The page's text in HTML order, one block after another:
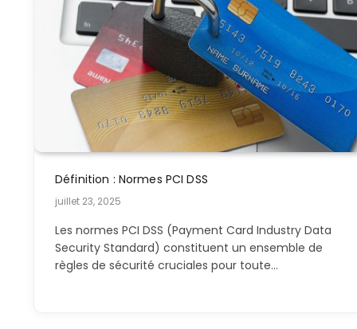
Définition : Normes PCI DSS
juillet 23, 2025
Les normes PCI DSS (Payment Card Industry Data
Security Standard) constituent un ensemble de
règles de sécurité cruciales pour toute…